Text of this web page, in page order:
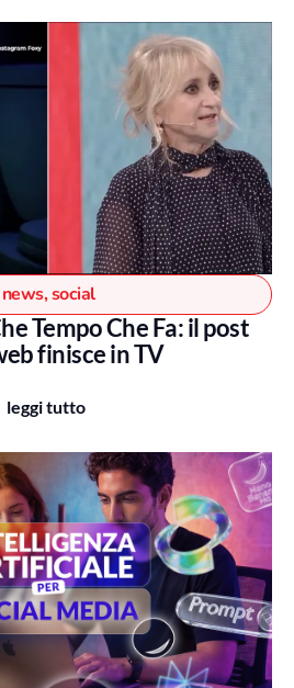
news,social
Tempo Che Fa: il post
finisce in TV
leggi tutto